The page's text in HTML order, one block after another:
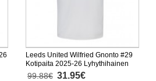
Leeds United Wilfried Gnonto #29
Kotipaita 2025-26 Lyhythihainen
99.88€ 31.95€